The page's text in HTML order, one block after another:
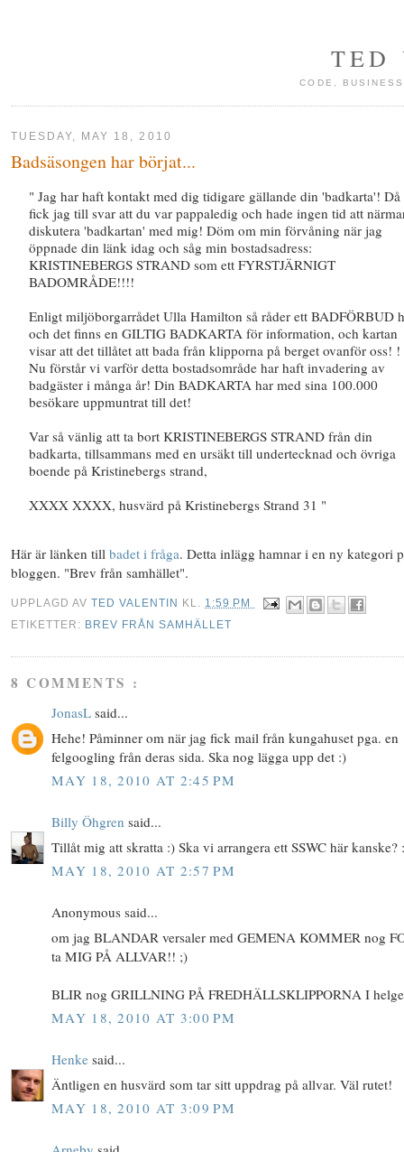
TED
CODE,
TUESDAY, MAY 18, 2010
Badsäsongen har börjat...
" Jag har haft kontakt med dig tidigare gällande din 'badkarta'! Då
fick jag till svar att du var pappaledig och hade ingen tid att
diskutera 'badkartan' med mig! Döm om min förvåning när jag
öppnade din länk idag och såg min bostadsadress:
KRISTINEBERGS STRAND som ett FYRSTJÄRNIGT
BADOMRÅDE!!!!
Enligt miljöborgarrådet Ulla Hamilton så råder ett BADFÖRBUD
och det finns en GILTIG BADKARTA för information, och kartan
visar att det tillåtet att bada från klipporna på berget ovanför oss! !
Nu förstår vi varför detta bostadsområde har haft invadering av
badgäster i många år! Din BADKARTA har med sina 100.000
besökare uppmuntrat till det!
Var så vänlig att ta bort KRISTINEBERGS STRAND från din
badkarta, tillsammans med en ursäkt till undertecknad och övriga
boende på Kristinebergs strand,
XXXX XXXX, husvärd på Kristinebergs Strand 31 "
Här är länken till badet i fråga. Detta inlägg hamnar i en ny kategori
bloggen. "Brev från samhället".
UPPLAGD AVTED VALENTIN KL. 1:59 PM
ETIKETTER: BREV FRÅN SAMHÄLLET
8 COMMENTS :
JonasL said...
Hehe! Påminner om när jag fick mail från kungahuset pga. en
felgoogling från deras sida. Ska nog lägga upp det :)
MAY 18, 2010 AT 2:45 PM
Billy Öhgren said...
Tillåt mig att skratta :) Ska vi arrangera ett SSWC här kanske?
MAY 18, 2010 AT 2:57 PM
Anonymous said...
om jag BLANDAR versaler med GEMENA KOMMER nog
ta MIG PÅ ALLVAR!! ;)
BLIR nog GRILLNING PÅ FREDHÄLLSKLIPPORNA I
MAY 18, 2010 AT 3:00 PM
Henke said...
Äntligen en husvärd som tar sitt uppdrag på allvar. Väl rutet!
MAY 18, 2010 AT 3:09 PM